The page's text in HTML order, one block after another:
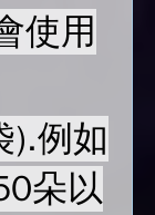
使用
).例如
朵以